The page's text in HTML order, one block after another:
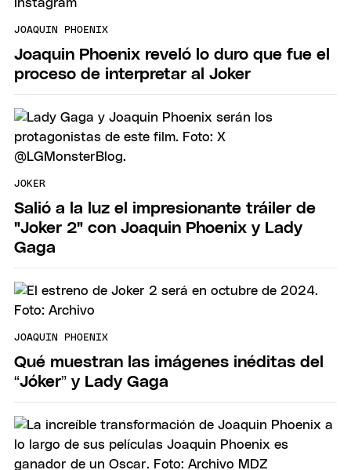
JOAQUIN PHOENIX
Joaquin Phoenix reveló lo duro que fue el
proceso de interpretar al Joker
JOKER
Salió a la luz el impresionante tráiler de
"Joker 2" con Joaquin Phoenix y Lady
Gaga
JOAQUIN PHOENIX
Qué muestran las imágenes inéditas del
“Jóker” y Lady Gaga